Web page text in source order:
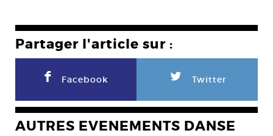
Partager l'article sur :
F Facebook L Twitter
AUTRES EVENEMENTS DANSE